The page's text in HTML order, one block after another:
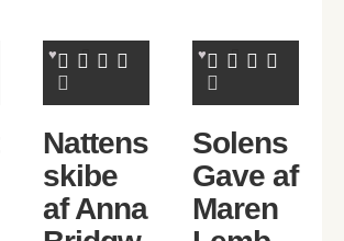
Nattens
skibe
af Anna
Solens
Gave af
Maren